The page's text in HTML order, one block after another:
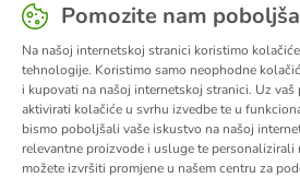
O nama Karijere Web stranica tvrtke
Opći uvjeti poslovanja
Odustati od
Troškovi slanja i vrijeme dostave
Načini
Pomozite nam
Na našoj internetskoj stranici koristimo
tehnologije. Koristimo samo neophodne
i kupovati na našoj internetskoj stranici. Uz
aktivirati kolačiće u svrhu izvedbe te u
bismo poboljšali vaše iskustvo na našoj
relevantne proizvode i usluge te
možete izvršiti promjene u našem centru za